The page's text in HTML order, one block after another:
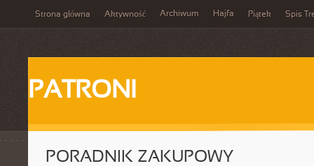
Strona główna Aktywność Archiwum Hajfa Piątek Spis
PATRONI
PORADNIK ZAKUPOWY